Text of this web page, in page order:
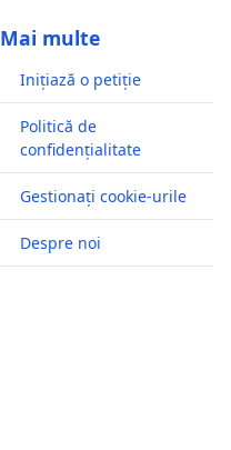
Mai multe
Inițiază o petiție
Politică de
confidențialitate
Gestionați cookie-urile
Despre noi